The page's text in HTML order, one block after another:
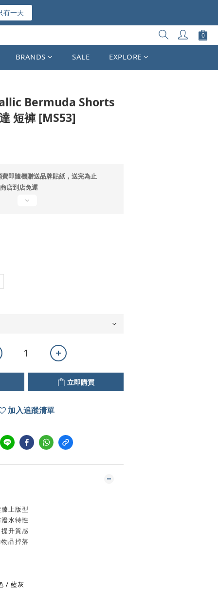
有一天
BRANDS SALE EXPLORE
Bermuda Shorts
短褲 [MS53]
即隨機贈送品牌貼紙，送完為止
店到店免運
立即購買
加入追蹤清單
上版型
水特性
升質感
品掉落
/ 藍灰